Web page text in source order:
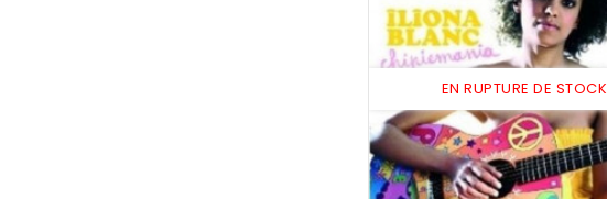
EN RUPTURE DE STOCK